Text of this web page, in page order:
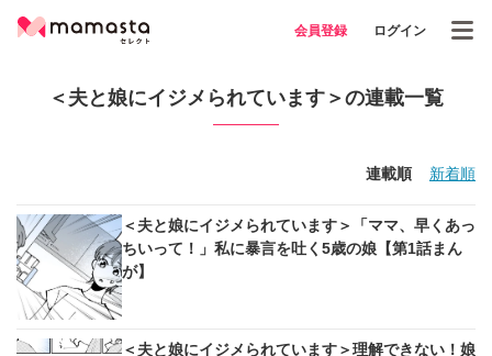
会員登録 ログイン
＜夫と娘にイジメられています＞の連載一覧
連載順 新着順
＜夫と娘にイジメられています＞「ママ、早くあっ
ちいって！」私に暴言を吐く5歳の娘【第1話まん
が】
＜夫と娘にイジメられています＞理解できない！娘